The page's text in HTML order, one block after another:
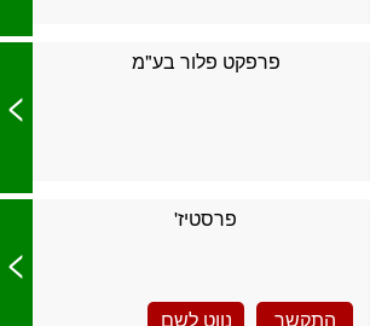
פרפקט פלור בע"מ
>
פרסטיז'
התקשר נווט לשם
>